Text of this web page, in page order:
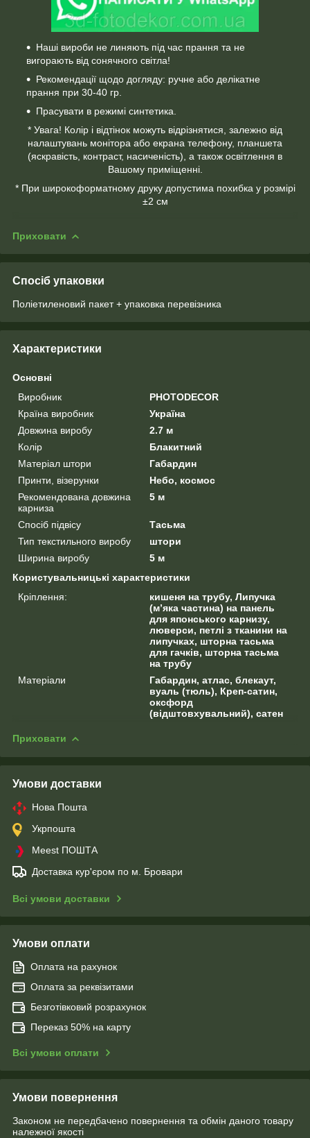
Наші вироби не линяють під час прання та не
вигорають від сонячного світла!
Рекомендації щодо догляду: ручне або делікатне
прання при 30-40 гр.
Прасувати в режимі синтетика.
* Увага! Колір і відтінок можуть відрізнятися, залежно від
налаштувань монітора або екрана телефону, планшета
(яскравість, контраст, насиченість), а також освітлення в
Вашому приміщенні.
* При широкоформатному друку допустима похибка у розмірі
±2 см
Приховати
Спосіб упаковки
Поліетиленовий пакет + упаковка перевізника
Характеристики
Основні
Виробник
PHOTODECOR
Країна виробник
Україна
Довжина виробу
2.7 м
Колір
Блакитний
Матеріал штори
Габардин
Принти, візерунки
Небо, космос
Рекомендована довжина
карниза
5 м
Спосіб підвісу
Тасьма
Тип текстильного виробу
штори
Ширина виробу
5 м
Користувальницькі характеристики
Кріплення:
кишеня на трубу, Липучка
(м’яка частина) на панель
для японського карнизу,
люверси, петлі з тканини на
липучках, шторна тасьма
для гачків, шторна тасьма
на трубу
Матеріали
Габардин, атлас, блекаут,
вуаль (тюль), Креп-сатин,
оксфорд
(відштовхувальний), сатен
Приховати
Умови доставки
Нова Пошта
Укрпошта
Meest ПОШТА
Доставка кур'єром по м. Бровари
Всі умови доставки
Умови оплати
Оплата на рахунок
Оплата за реквізитами
Безготівковий розрахунок
Переказ 50% на карту
Всі умови оплати
Умови повернення
Законом не передбачено повернення та обмін даного товару
належної якості